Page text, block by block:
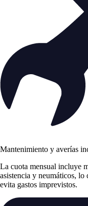
Mantenimiento y averías
La cuota mensual incluye
asistencia y neumáticos,
evita gastos imprevistos.